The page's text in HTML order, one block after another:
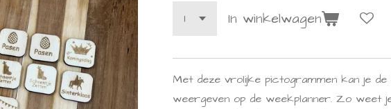
In winkelwagen
Met deze vrolijke pictogrammen kan je
weergeven op de weekplanner. Zo weet